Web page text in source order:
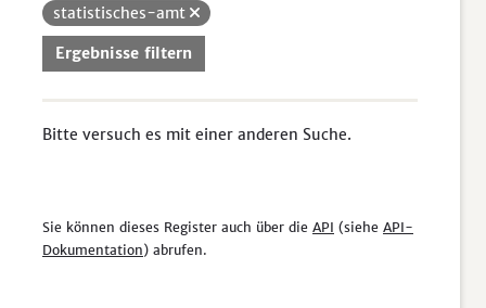
statistisches-amt
Ergebnisse filtern
Bitte versuch es mit einer anderen Suche.
Sie können dieses Register auch über die API (siehe API-
Dokumentation) abrufen.